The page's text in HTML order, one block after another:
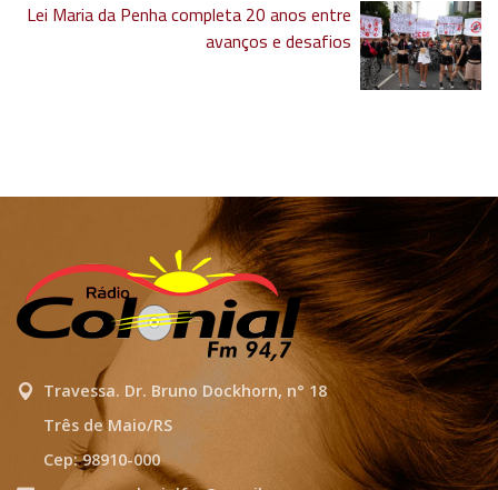
Lei Maria da Penha completa 20 anos entre
avanços e desafios
Travessa. Dr. Bruno Dockhorn, n° 18
Três de Maio/RS
Cep: 98910-000